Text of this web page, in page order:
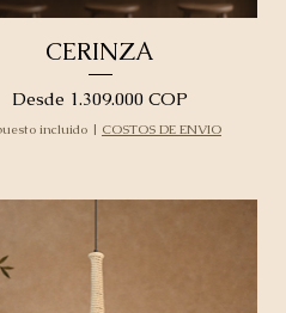
CERINZA
Desde 1.309.000 COP
Precio de oferta
incluido| COSTOS DE ENVIO